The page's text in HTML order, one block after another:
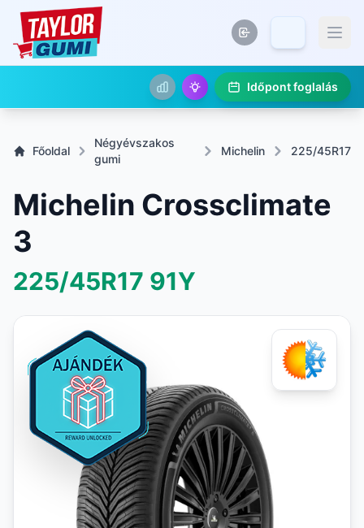
Időpont foglalás
Főoldal
Négyévszakos
gumi
Michelin 225/45R17
Michelin Crossclimate
3
225/45R17 91Y